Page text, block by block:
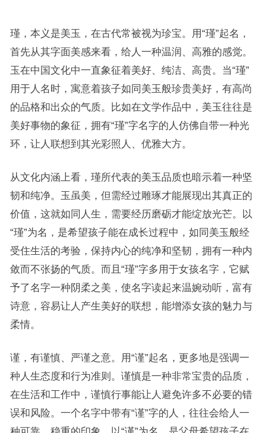
瑾，本义是美玉，在古代常被视为珍宝。用“瑾”起名，
首先从其字面美感来看，给人一种温润、高雅的感觉。
玉在中国文化中一直象征着美好、纯洁、高贵。当“瑾”
用于人名时，寓意着孩子如同美玉般珍贵美好，有高尚
的品格和出众的气质。比如在文学作品中，美玉往往是
美好事物的象征，拥有“瑾”字名字的人仿佛自带一种光
环，让人联想到其光彩照人、优雅大方。
从文化内涵上看，瑾所代表的美玉品质也暗示着一种坚
韧和纯净。玉虽美，但需经过雕琢才能展现出其真正的
价值，这就如同人生，需要经历磨砺才能绽放光芒。以
“瑾”为名，是希望孩子能在成长过程中，如同美玉般经
受住生活的考验，保持内心的纯净和坚韧，拥有一种内
敛而不张扬的气质。而且“瑾”字多用于女孩名字，它赋
予了名字一种阴柔之美，使名字读起来温婉动听，富有
诗意，容易让人产生美好的联想，能增添女孩的魅力与
柔情。
谨，有谨慎、严谨之意。用“谨”起名，更多地是强调一
种人生态度和行为准则。谨慎是一种非常宝贵的品质，
在生活和工作中，谨慎行事能让人避免许多不必要的错
误和风险。一个名字中带有“谨”字的人，往往会给人一